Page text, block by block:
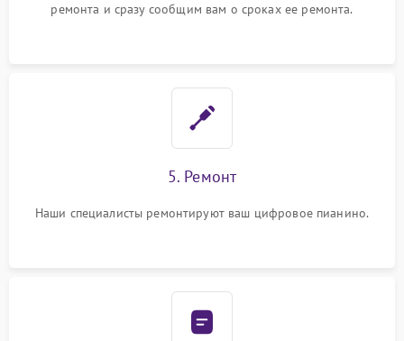
ремонта и сразу сообщим вам о сроках ее ремонта.
5. Ремонт
Наши специалисты ремонтируют ваш цифровое пианино.